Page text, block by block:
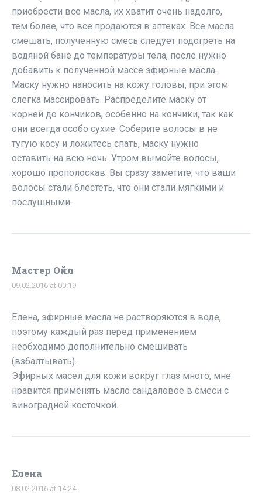
приобрести все масла, их хватит очень надолго,
тем более, что все продаются в аптеках. Все масла
смешать, полученную смесь следует подогреть на
водяной бане до температуры тела, после нужно
добавить к полученной массе эфирные масла.
Маску нужно наносить на кожу головы, при этом
слегка массировать. Распределите маску от
корней до кончиков, особенно на кончики, так как
они всегда особо сухие. Соберите волосы в не
тугую косу и ложитесь спать, маску нужно
оставить на всю ночь. Утром вымойте волосы,
хорошо прополоскав. Вы сразу заметите, что ваши
волосы стали блестеть, что они стали мягкими и
послушными.
Мастер Ойл
09.02.2016 at 00:19
Елена, эфирные масла не растворяются в воде,
поэтому каждый раз перед применением
необходимо дополнительно смешивать
(взбалтывать).
Эфирных масел для кожи вокруг глаз много, мне
нравится применять масло сандаловое в смеси с
виноградной косточкой.
Елена
08.02.2016 at 14:24